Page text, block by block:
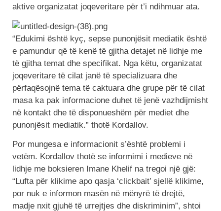
aktive organizatat joqeveritare për t’i ndihmuar ata.
“Edukimi është kyç, sepse punonjësit mediatik është
e pamundur që të kenë të gjitha detajet në lidhje me
të gjitha temat dhe specifikat. Nga këtu, organizatat
joqeveritare të cilat janë të specializuara dhe
përfaqësojnë tema të caktuara dhe grupe për të cilat
masa ka pak informacione duhet të jenë vazhdijmisht
në kontakt dhe të disponueshëm për mediet dhe
punonjësit mediatik.” thotë Kordallov.
Por mungesa e informacionit s’është problemi i
vetëm. Kordallov thotë se informimi i medieve në
lidhje me boksieren Imane Khelif na tregoi një gjë:
“Lufta për klikime apo qasja ‘clickbait’ sjellë klikime,
por nuk e informon masën në mënyrë të drejtë,
madje nxit gjuhë të urrejtjes dhe diskriminim”, shtoi